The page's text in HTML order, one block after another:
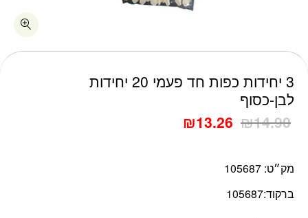
3 יחידות כפות חד פעמי 20 יחידות
לבן-כסוף
₪14.90
₪13.26
מק״ט: 105687
ברקוד:105687
כמות 3 יחידות כפות חד פעמי 20 יחידות לבן-כסוף